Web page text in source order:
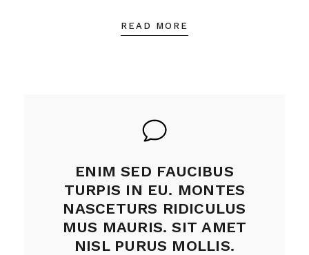
READ MORE
ENIM SED FAUCIBUS
TURPIS IN EU. MONTES
NASCETURS RIDICULUS
MUS MAURIS. SIT AMET
NISL PURUS MOLLIS.